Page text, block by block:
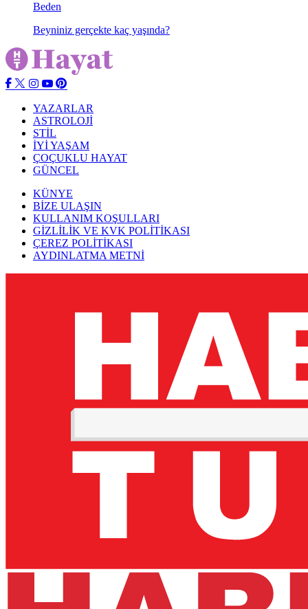
Beden
Beyniniz gerçekte kaç yaşında?
YAZARLAR
ASTROLOJİ
STİL
İYİ YAŞAM
ÇOÇUKLU HAYAT
GÜNCEL
KÜNYE
BİZE ULAŞIN
KULLANIM KOŞULLARI
GİZLİLİK VE KVK POLİTİKASI
ÇEREZ POLİTİKASI
AYDINLATMA METNİ